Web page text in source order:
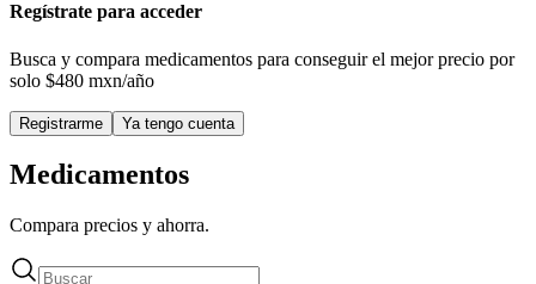
Regístrate para acceder
Busca y compara medicamentos para conseguir el mejor precio por
solo $480 mxn/año
Registrarme Ya tengo cuenta
Medicamentos
Compara precios y ahorra.